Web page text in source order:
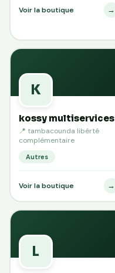
Voir la boutique →
K
kossy multiservices
📍 tambacounda libérté
complémentaire
Autres
Voir la boutique →
L